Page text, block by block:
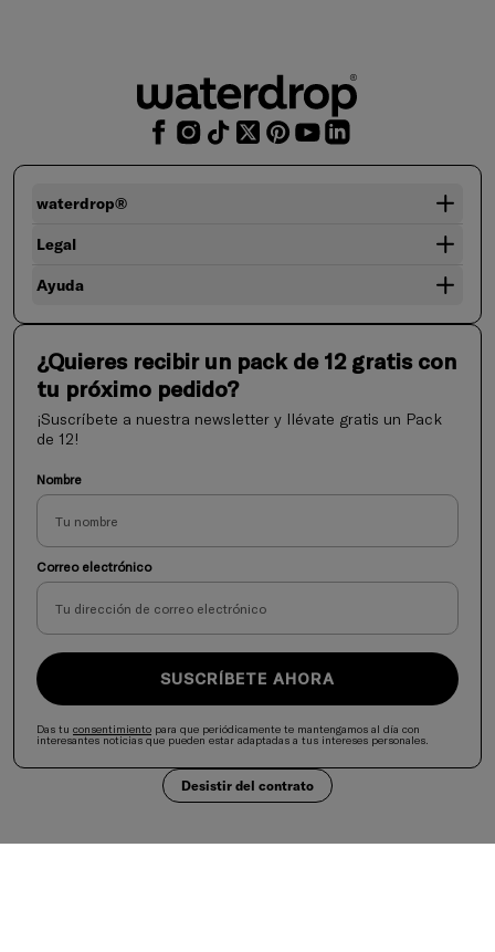
waterdrop®
Legal
Ayuda
¿Quieres recibir un pack de 12 gratis con
tu próximo pedido?
¡Suscríbete a nuestra newsletter y llévate gratis un Pack
de 12!
Nombre
Correo electrónico
SUSCRÍBETE AHORA
Das tu consentimiento para que periódicamente te mantengamos al día con
interesantes noticias que pueden estar adaptadas a tus intereses personales.
Desistir del contrato